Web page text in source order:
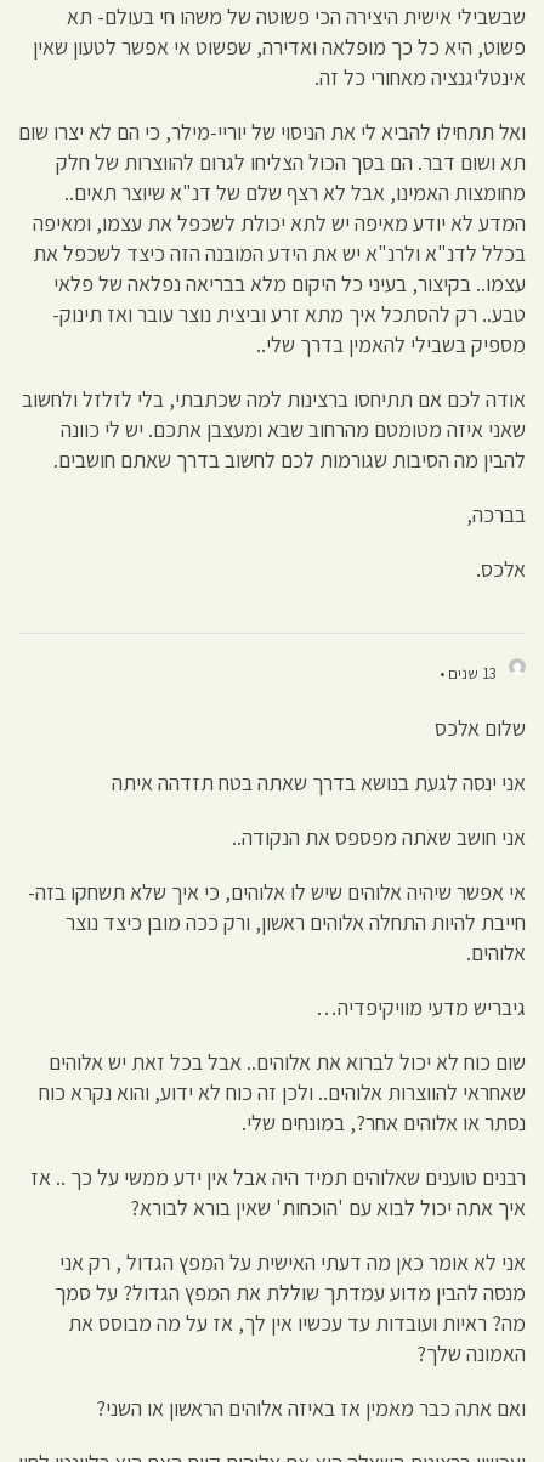
שבשבילי אישית היצירה הכי פשוטה של משהו חי בעולם- תא
פשוט, היא כל כך מופלאה ואדירה, שפשוט אי אפשר לטעון שאין
אינטליגנציה מאחורי כל זה.
ואל תתחילו להביא לי את הניסוי של יוריי-מילר, כי הם לא יצרו שום
תא ושום דבר. הם בסך הכול הצליחו לגרום להווצרות של חלק
מחומצות האמינו, אבל לא רצף שלם של דנ"א שיוצר תאים..
המדע לא יודע מאיפה יש לתא יכולת לשכפל את עצמו, ומאיפה
בכלל לדנ"א ולרנ"א יש את הידע המובנה הזה כיצד לשכפל את
עצמו.. בקיצור, בעיני כל היקום מלא בבריאה נפלאה של פלאי
טבע.. רק להסתכל איך מתא זרע וביצית נוצר עובר ואז תינוק-
מספיק בשבילי להאמין בדרך שלי..
אודה לכם אם תתיחסו ברצינות למה שכתבתי, בלי לזלזל ולחשוב
שאני איזה מטומטם מהרחוב שבא ומעצבן אתכם. יש לי כוונה
להבין מה הסיבות שגורמות לכם לחשוב בדרך שאתם חושבים.
בברכה,
אלכס.
13 שנים •
שלום אלכס
אני ינסה לגעת בנושא בדרך שאתה בטח תזדהה איתה
אני חושב שאתה מפספס את הנקודה..
אי אפשר שיהיה אלוהים שיש לו אלוהים, כי איך שלא תשחקו בזה-
חייבת להיות התחלה אלוהים ראשון, ורק ככה מובן כיצד נוצר
אלוהים.
גיבריש מדעי מוויקיפדיה…
שום כוח לא יכול לברוא את אלוהים.. אבל בכל זאת יש אלוהים
שאחראי להווצרות אלוהים.. ולכן זה כוח לא ידוע, והוא נקרא כוח
נסתר או אלוהים אחר?, במונחים שלי.
רבנים טוענים שאלוהים תמיד היה אבל אין ידע ממשי על כך .. אז
איך אתה יכול לבוא עם 'הוכחות' שאין בורא לבורא?
אני לא אומר כאן מה דעתי האישית על המפץ הגדול , רק אני
מנסה להבין מדוע עמדתך שוללת את המפץ הגדול? על סמך
מה? ראיות ועובדות עד עכשיו אין לך, אז על מה מבוסס את
האמונה שלך?
ואם אתה כבר מאמין אז באיזה אלוהים הראשון או השני?